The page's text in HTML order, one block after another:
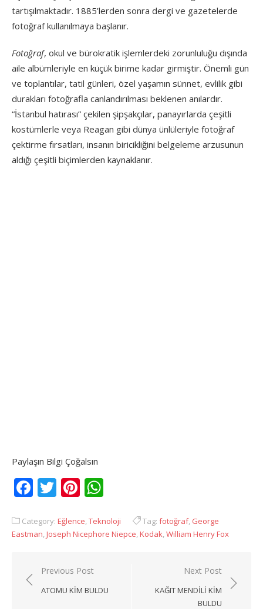
tartışılmaktadır. 1885’lerden sonra dergi ve gazetelerde
fotoğraf kullanılmaya başlanır.
Fotoğraf, okul ve bürokratik işlemlerdeki zorunluluğu dışında
aile albümleriyle en küçük birime kadar girmiştir. Önemli gün
ve toplantılar, tatil günleri, özel yaşamın sünnet, evlilik gibi
durakları fotoğrafla canlandırılması beklenen anılardır.
“İstanbul hatırası” çekilen şipşakçılar, panayırlarda çeşitli
kostümlerle veya Reagan gibi dünya ünlüleriyle fotoğraf
çektirme fırsatları, insanın biricikliğini belgeleme arzusunun
aldığı çeşitli biçimlerden kaynaklanır.
Paylaşın Bilgi Çoğalsın
Facebook
TwitterPinterest
Category: Eğlence,Teknoloji Tag: fotoğraf, George
Eastman,Joseph Nicephore Niepce,Kodak,William Henry Fox
Yazı
gezinmesi
Previous Post
ATOMU KIM BULDU
Next Post
KAĞIT MENDILI KIM
BULDU